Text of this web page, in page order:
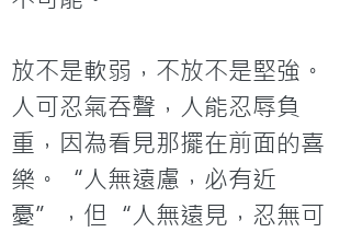
放不是軟弱，不放不是堅強。
人可忍氣吞聲，人能忍辱負
重，因為看見那擺在前面的喜
樂。“人無遠慮，必有近
憂”，但“人無遠見，忍無可